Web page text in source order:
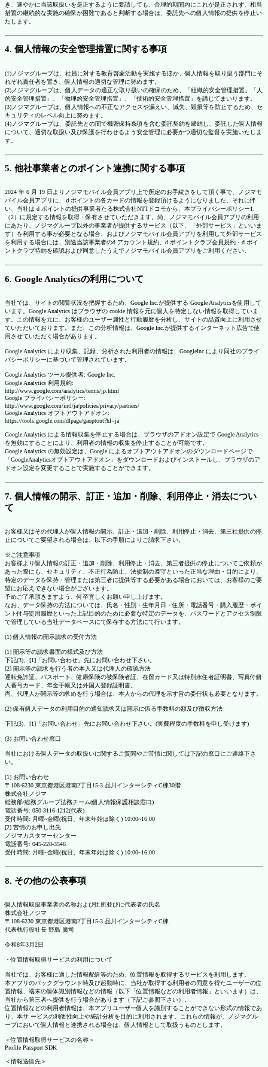
き、速やかに当該取扱いを是正するように要請しても、合理的期間内にこれが是正されず、相当
措置の継続的な実施の確保が困難であると判断する場合は、委託先への個人情報の提供を停止い
たします。
4. 個人情報の安全管理措置に関する事項
(1)ノジマグループは、社員に対する教育啓蒙活動を実施するほか、個人情報を取り扱う部門にそ
れぞれ責任者を置き、個人情報の適切な管理に努めます。
(2)ノジマグループは、個人データの適正な取り扱いの確保のため、「組織的安全管理措置」「人
的安全管理措置」、「物理的安全管理措置」、「技術的安全管理措置」を講じてまいります。
(3)ノジマグループは、個人情報への不正なアクセスや漏えい、滅失、毀損等を防止するため、セ
キュリティのレベル向上に努めます。
(4)ノジマグループは、委託先との間で機密保持条項を含む委託契約を締結し、委託した個人情報
について、適切な取扱い及び保護を行わせるよう安全管理に必要かつ適切な監督を実施いたしま
す。
5. 他社事業者とのポイント連携に関する事項
2024 年 6 月 19 日よりノジマモバイル会員アプリ上で所定のお手続きをして頂く事で、ノジマモ
バイル会員アプリに、ｄポイントの各カードの情報を登録頂けるようになりました。それに伴
い、当社は d ポイントの提供事業者たる株式会社NTTドコモから、本プライバシーポリシー1.
（2）に規定する情報を取得・保有させていただきます。尚、ノジマモバイル会員アプリの利用
にあたり、ノジマグループ以外の事業者が提供するサービス（以下、「外部サービス」といいま
す）を利用する事が必要となる場合、およびノジマモバイル会員アプリを利用して外部サービス
を利用する場合には、別途当該事業者のd アカウント規約、d ポイントクラブ会員規約・d ポイ
ントクラブ特約を確認および同意したうえでノジマモバイル会員アプリをご利用ください。
6. Google Analyticsの利用について
当社では、サイトの閲覧状況を把握するため、Google Inc.が提供する Google Analyticsを使用して
います。Google Analytics はブラウザの cookie 情報を元に個人を特定しない情報を取得していま
す。この情報を元に、お客様のユーザー属性と行動履歴を分析し、サイトの品質向上に利用させ
ていただいております。また、この分析情報は、Google Inc.が提供するインターネット広告で使
用させていただく場合があります。
Google Analytics により収集、記録、分析された利用者の情報は、GoogleInc.により同社のプライ
バシーポリシーに基づいて管理されています。
Google Analytics ツール提供者: Google Inc.
Google Analytics 利用規約:
http://www.google.com/analytics/terms/jp.html
Google プライバシーポリシー:
http://www.google.com/intl/ja/policies/privacy/partners/
Google Analytics オプトアウトアドオン:
https://tools.google.com/dlpage/gaoptout?hl=ja
Google Analytics による情報収集を停止する場合は、ブラウザのアドオン設定で Google Analytics
を無効にすることにより、利用者の情報の収集を停止することが可能です。
Google Analytics の無効設定は、Google によるオプトアウトアドオンのダウンロードページで
「GoogleAnalyticsオプトアウトアドオン」をダウンロードおよびインストールし、ブラウザのア
ドオン設定を変更することで実施することができます。
7. 個人情報の開示、訂正・追加・削除、利用停止・消去につい
て
お客様又はその代理人が個人情報の開示、訂正・追加・削除、利用停止・消去、第三社提供の停
止についてご要望される場合は、以下の手順によりご請求下さい。
※ご注意事項
お客様より個人情報の訂正・追加・削除、利用停止・消去、第三者提供の停止についてご依頼が
あった際にも、セキュリティ、不正行為防止、法規制の遵守といった正当な理由・目的により、
特定のデータを保持・管理または第三者に提供等する必要がある場合においては、お客様のご要
望にお応えできない場合がございます。
予めご了承頂きますよう、何卒宜しくお願い申し上げます。
なお、データ保持の方法については、氏名・性別・生年月日・住所・電話番号・購入履歴・ポイ
ント付与使用履歴といった上記目的のために必要な特定のデータを、パスワードとアクセス制限
で管理している当社データベースにて保存する方法にて行います。
(1) 個人情報の開示請求の受付方法
[1] 開示等の請求書面の様式及び方法
下記(3)、[1]「お問い合わせ」先にお問い合わせ下さい。
[2] 開示等の請求を行う者の本人又は代理人の確認方法
運転免許証、パスポート、健康保険の被保険者証、在留カード又は特別永住者証明書、写真付個
人番号カード、年金手帳又は外国人登録証明書。
尚、代理人が開示等の求めを行う場合は、本人からの代理を示す旨の委任状も必要となります。
(2) 保有個人データの利用目的の通知請求又は開示に係る手数料の額及び徴収方法
下記(3)、[1]「お問い合わせ」先にお問い合わせ下さい。(実費程度の手数料を申し受けます)
(3) お問い合わせ窓口
当社における個人データの取扱いに関するご質問やご苦情に関しては下記の窓口にご連絡下さ
い。
[1] お問い合わせ
〒108-6230 東京都港区港南2丁目15-3 品川インターシティC棟30階
株式会社ノジマ
総務部/総務グループ法務チーム(個人情報保護相談窓口)
電話番号: 050-3116-1212(代表)
受付時間: 月曜~金曜(祝日、年末年始は除く) 10:00~16:00
[2] 苦情のお申し出先
ノジマカスタマーセンター
電話番号: 045-228-3546
受付時間: 月曜~金曜(祝日、年末年始は除く) 10:00~16:00
8. その他の公表事項
個人情報取扱事業者の名称および住所並びに代表者の氏名
株式会社ノジマ
〒108-6230 東京都港区港南2丁目15-3 品川インターシティC棟
代表執行役社長 野島 廣司
令和8年3月2日
・位置情報取得サービスの利用について
当社では、お客様に適した情報配信等のため、位置情報を取得するサービスを利用します。
本アプリのバックグラウンド時及び起動時に、当社が取得する利用者の同意を得たユーザーの位
置情報、端末の個体識別情報などの情報（以下「位置情報などの利用者情報」といいます）は、
当社から第三者へ提供を行う場合があります（下記ご参照下さい）。
位置情報などの利用者情報は、本アプリユーザー個人を識別することができない形式の情報であ
り、本サ ービスの利便性向上や統計分析を目的に利用されます。これらの情報が、ノジマグル
ープにおいて個人情報と連携される場合は、個人情報として取扱うものとします。
＜位置情報取得サービスの名称＞
Profile Passport SDK
＜情報送信先＞